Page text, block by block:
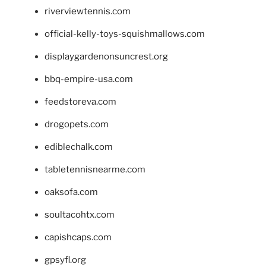
riverviewtennis.com
official-kelly-toys-squishmallows.com
displaygardenonsuncrest.org
bbq-empire-usa.com
feedstoreva.com
drogopets.com
ediblechalk.com
tabletennisnearme.com
oaksofa.com
soultacohtx.com
capishcaps.com
gpsyfl.org